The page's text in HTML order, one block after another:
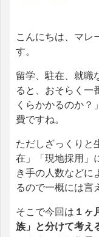
こんにちは、マレ
す。
留学、駐在、就職
ると、おそらく一
くらかかるのか？
費ですね。
ただしざっくりと
在」「現地採用」
き手の人数などに
るので一概には言
そこで今回は １ヶ
族」と分けて考え